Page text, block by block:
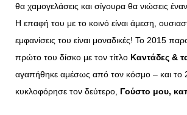
θα χαμογελάσεις και σίγουρα θα νιώσεις
Η επαφή του με το κοινό είναι άμεση,
εμφανίσεις του είναι μοναδικές! Το 2015
πρώτο του δίσκο με τον τίτλο Καντάδες &
αγαπήθηκε αμέσως από τον κόσμο – και το
κυκλοφόρησε τον δεύτερο, Γούστο μου,